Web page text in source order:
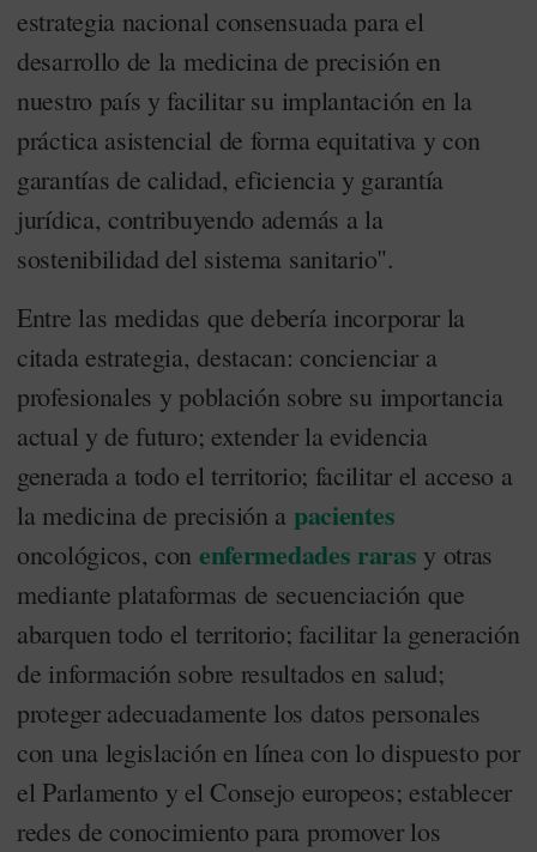
estrategia nacional consensuada para el
desarrollo de la medicina de precisión en
nuestro país y facilitar su implantación en la
práctica asistencial de forma equitativa y con
garantías de calidad, eficiencia y garantía
jurídica, contribuyendo además a la
sostenibilidad del sistema sanitario".
Entre las medidas que debería incorporar la
citada estrategia, destacan: concienciar a
profesionales y población sobre su importancia
actual y de futuro; extender la evidencia
generada a todo el territorio; facilitar el acceso a
la medicina de precisión a pacientes
oncológicos, con enfermedades raras y otras
mediante plataformas de secuenciación que
abarquen todo el territorio; facilitar la generación
de información sobre resultados en salud;
proteger adecuadamente los datos personales
con una legislación en línea con lo dispuesto por
el Parlamento y el Consejo europeos; establecer
redes de conocimiento para promover los